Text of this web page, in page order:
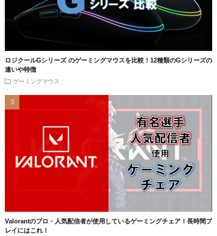
ロジクールGシリーズ のゲーミングマウスを比較！12種類のGシリーズの
違いや特徴
ゲーミングマウス
Valorantのプロ・人気配信者が使用しているゲーミングチェア！長時間プ
レイにはこれ！